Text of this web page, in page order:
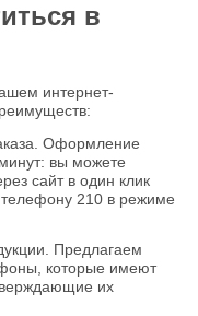
в
интернет-
Оформление
вы можете
сайт в один клик
телефону 210 в режиме
Предлагаем
которые имеют
их